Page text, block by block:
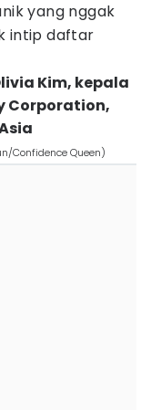
yang nggak
intip daftar
Kim, kepala
Corporation,
Confidence Queen)